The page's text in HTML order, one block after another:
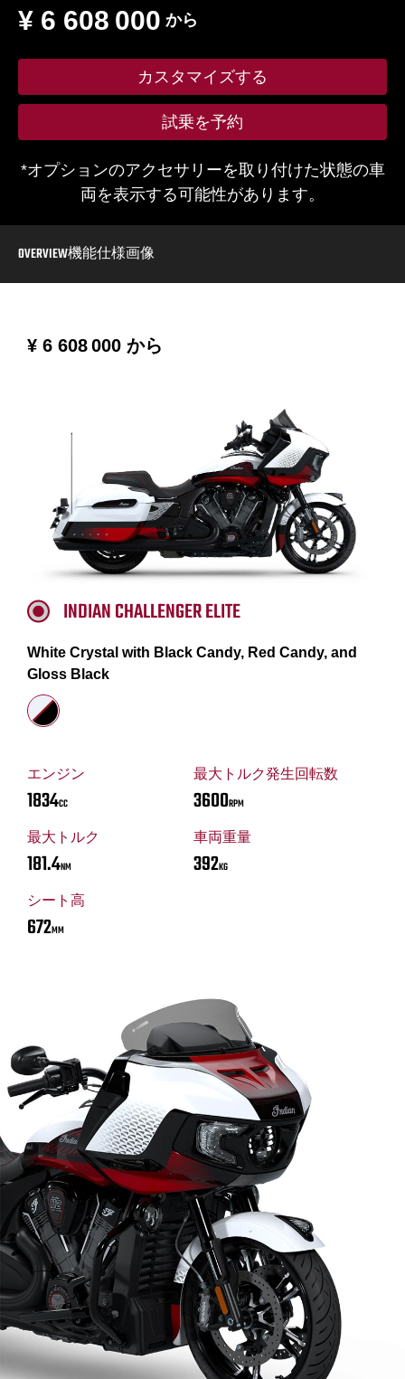
から
¥ 6 608 000
カスタマイズする
試乗を予約
*オプションのアクセサリーを取り付けた状態の車
両を表示する可能性があります。
OVERVIEW機能仕様画像
から
¥ 6 608 000
エンジン
1834CC
最大トルク発生回転数
3600RPM
最大トルク
181.4NM
車両重量
392KG
シート高
672MM
INDIAN CHALLENGER ELITE
White Crystal with Black Candy, Red Candy, and
Gloss Black